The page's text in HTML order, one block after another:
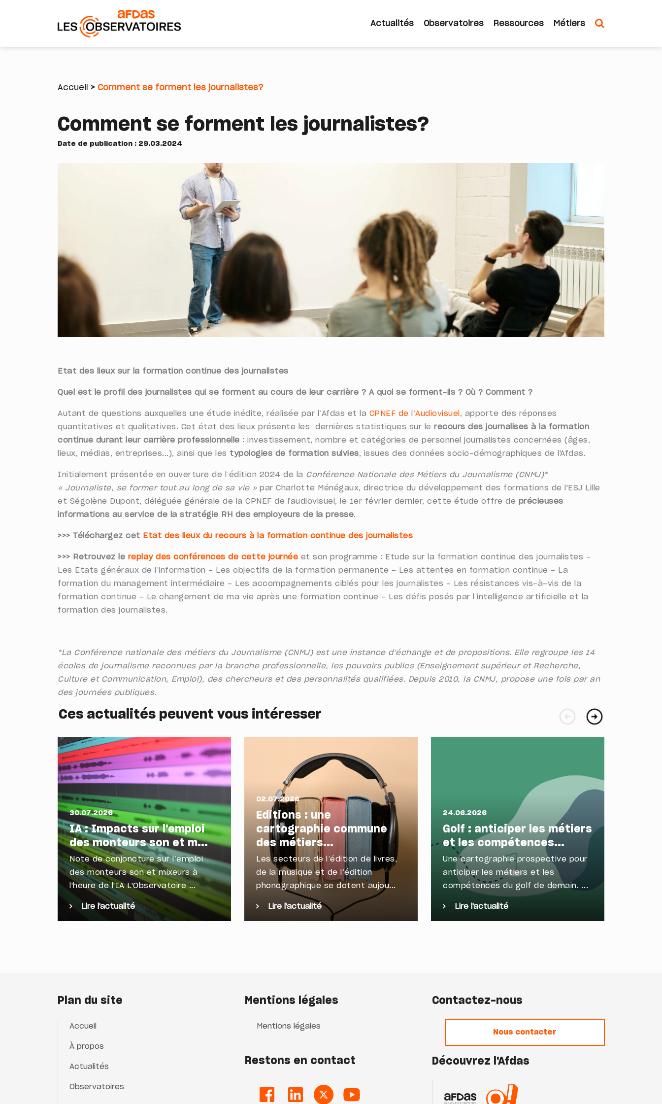
Actualités Observatoires Ressources Métiers
Fil
d'Ariane
Accueil Comment se forment les journalistes?
Comment se forment les journalistes?
Date de publication : 29.03.2024
Etat des lieux sur la formation continue des journalistes
Quel est le profil des journalistes qui se forment au cours de leur carrière ? A quoi se forment-ils ? Où ? Comment ?
Autant de questions auxquelles une étude inédite, réalisée par l’Afdas et la CPNEF de l’Audiovisuel , apporte des réponses
quantitatives et qualitatives. Cet état des lieux présente les dernières statistiques sur le recours des journalises à la formation
continue durant leur carrière professionnelle : investissement, nombre et catégories de personnel journalistes concernées (âges,
lieux, médias, entreprises...), ainsi que les typologies de formation suivies, issues des données socio-démographiques de l'Afdas.
Initialement présentée en ouverture de l’édition 2024 de la Conférence Nationale des Métiers du Journalisme (CNMJ)*
« Journaliste, se former tout au long de sa vie » par Charlotte Ménégaux, directrice du développement des formations de l'ESJ Lille
et Ségolène Dupont, déléguée générale de la CPNEF de l'audiovisuel, le 1er février dernier, cette étude offre de précieuses
informations au service de la stratégie RH des employeurs de la presse.
>>> Téléchargez cet Etat des lieux du recours à la formation continue des journalistes
>>> Retrouvez le replay des conférences de cette journée et son programme : Etude sur la formation continue des journalistes -
Les Etats généraux de l’information - Les objectifs de la formation permanente - Les attentes en formation continue - La
formation du management intermédiaire - Les accompagnements ciblés pour les journalistes - Les résistances vis-à-vis de la
formation continue - Le changement de ma vie après une formation continue - Les défis posés par l’intelligence artificielle et la
formation des journalistes.
*La Conférence nationale des métiers du Journalisme (CNMJ) est une instance d’échange et de propositions. Elle regroupe les 14
écoles de journalisme reconnues par la branche professionnelle, les pouvoirs publics (Enseignement supérieur et Recherche,
Culture et Communication, Emploi), des chercheurs et des personnalités qualifiées. Depuis 2010, la CNMJ, propose une fois par an
des journées publiques.
Ces actualités peuvent vous intéresser
30.07.2026
IA : Impacts sur l'emploi
des monteurs son et m...
Note de conjoncture sur l’emploi
des monteurs son et mixeurs à
l'heure de l'IA L'Observatoire ...
Lire l'actualité
02.07.2026
Editions : une
cartographie commune
des métiers...
Les secteurs de l’édition de livres,
de la musique et de l’édition
phonographique se dotent aujou...
Lire l'actualité
24.06.2026
Golf : anticiper les métiers
et les compétences...
Une cartographie prospective pour
anticiper les métiers et les
compétences du golf de demain. ...
Lire l'actualité
Plan du site
Accueil
À propos
Actualités
Observatoires
Mentions légales
Mentions légales
Restons en contact
Contactez-nous
Nous contacter
Découvrez l'Afdas